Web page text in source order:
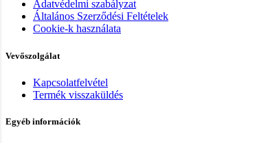
Adatvédelmi szabályzat
Általános Szerződési Feltételek
Cookie-k használata
Vevőszolgálat
Kapcsolatfelvétel
Termék visszaküldés
Egyéb információk